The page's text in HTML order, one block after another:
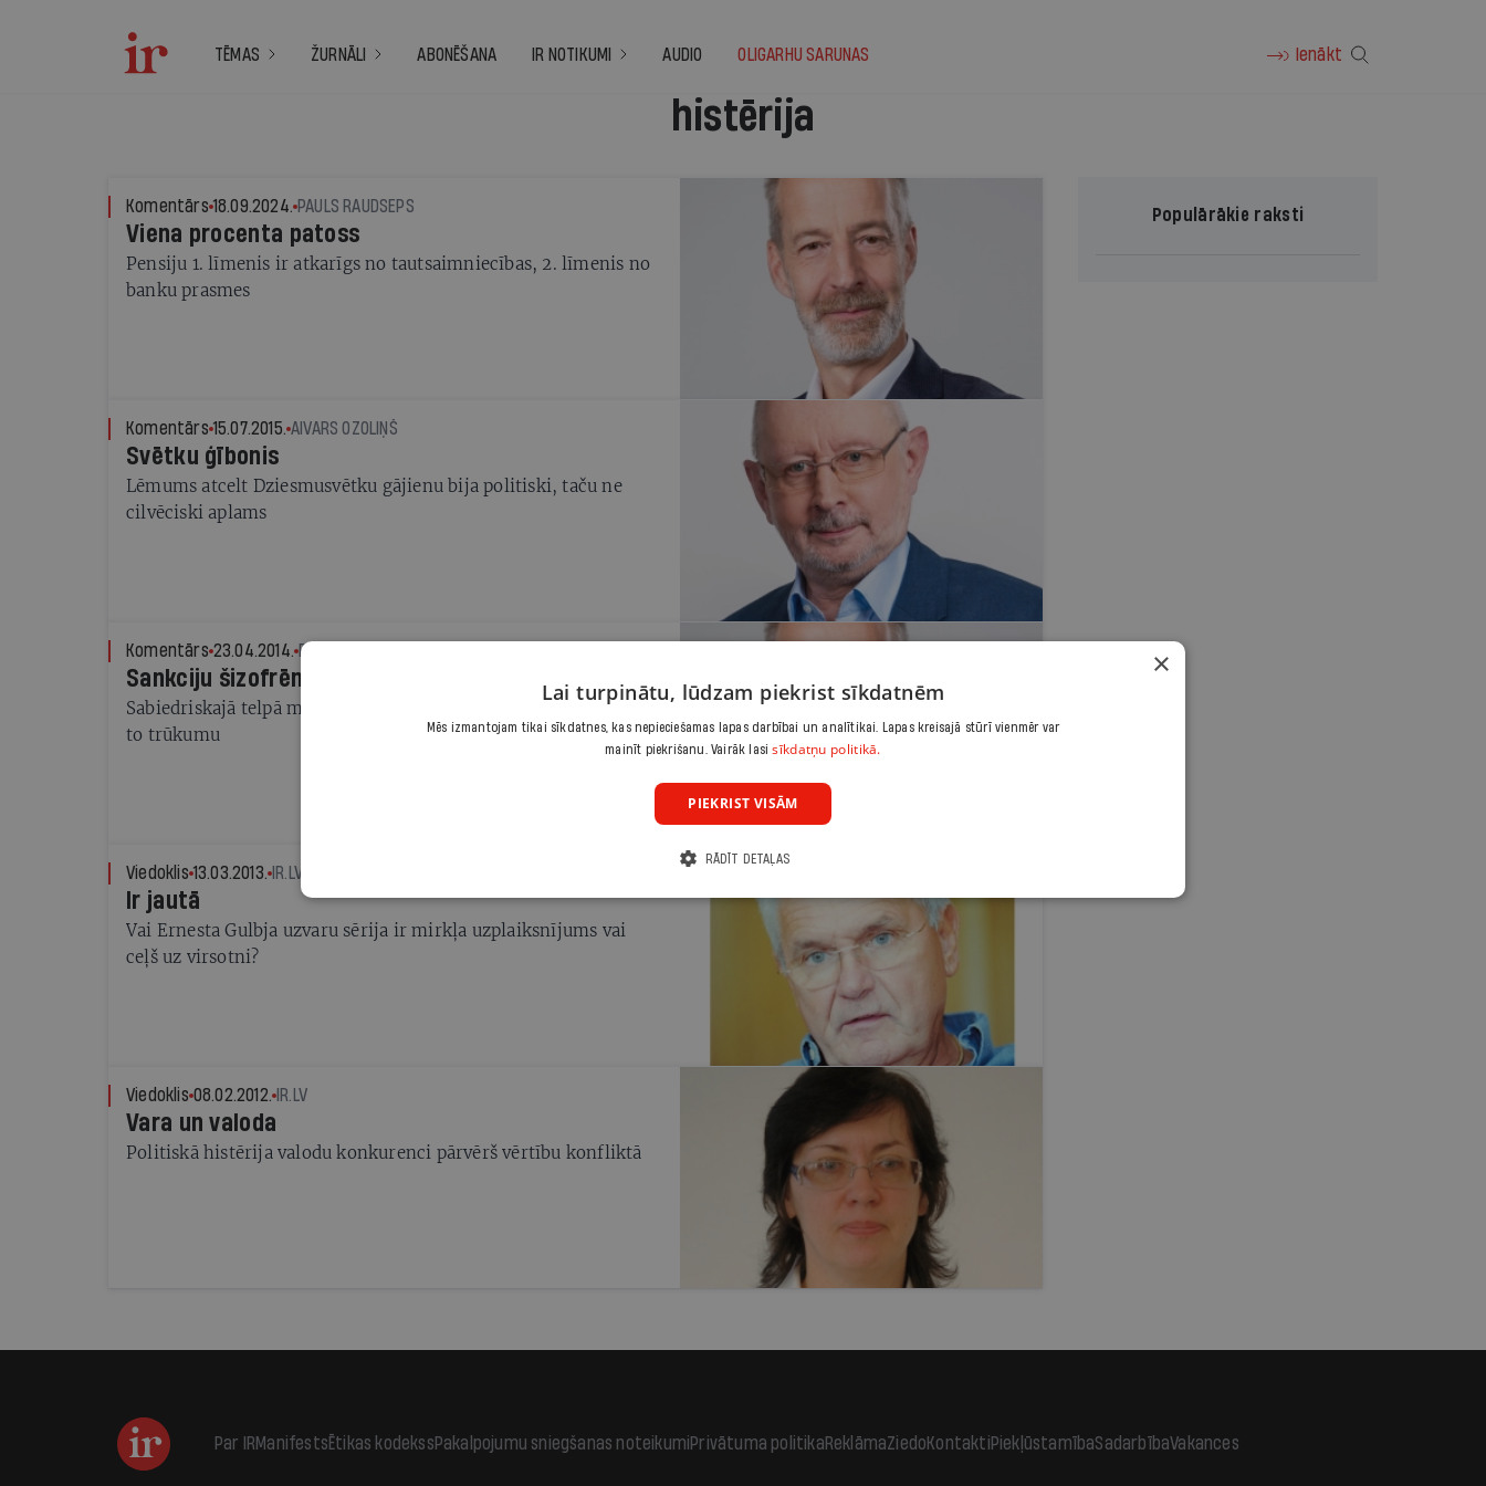
TĒMAS ŽURNĀLI ABONĒŠANA IR NOTIKUMI AUDIO OLIGARHU SARUNAS Ienākt
histērija
Komentārs 18.09.2024. PAULS RAUDSEPS
Viena procenta patoss
Pensiju 1. līmenis ir atkarīgs no tautsaimniecības, 2. līmenis no
banku prasmes
Komentārs 15.07.2015. AIVARS OZOLIŅŠ
Svētku ģībonis
Lēmums atcelt Dziesmusvētku gājienu bija politiski, taču ne
cilvēciski aplams
Komentārs 23.04.2014. PAULS RAUDSEPS
Sankciju šizofrēnija
Sabiedriskajā telpā mijas histērija par sankcijām ar paranoju par
to trūkumu
Viedoklis 13.03.2013. IR.LV
Ir jautā
Vai Ernesta Gulbja uzvaru sērija ir mirkļa uzplaiksnījums vai
ceļš uz virsotni?
Viedoklis 08.02.2012. IR.LV
Vara un valoda
Politiskā histērija valodu konkurenci pārvērš vērtību konfliktā
Populārākie raksti
Par IRManifestsĒtikas kodekssPakalpojumu sniegšanas noteikumiPrivātuma politikaReklāmaZiedoKontaktiPiekļūstamībaSadarbībaVakances
×
Lai turpinātu, lūdzam piekrist sīkdatnēm
Mēs izmantojam tikai sīkdatnes, kas nepieciešamas lapas darbībai un analītikai. Lapas kreisajā stūrī vienmēr var
mainīt piekrišanu. Vairāk lasisīkdatņu politikā.
PIEKRIST VISĀM
RĀDĪT DETAĻAS